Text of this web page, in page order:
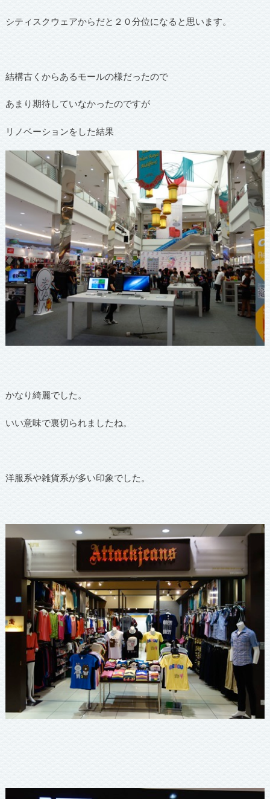
シティスクウェアからだと２０分位になると思います。
結構古くからあるモールの様だったので
あまり期待していなかったのですが
リノベーションをした結果
かなり綺麗でした。
いい意味で裏切られましたね。
洋服系や雑貨系が多い印象でした。